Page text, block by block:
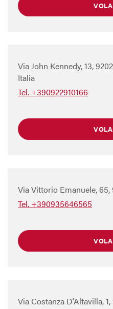
Via John Kennedy, 13,
Italia
Tel. +390922910166
Via Vittorio Emanuele,
Tel. +390935646565
Via Costanza D'Altavilla,